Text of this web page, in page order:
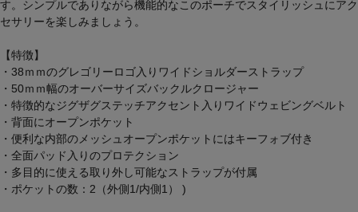
す。シンプルでありながら機能的なこのポーチでスタイリッシュにアク
セサリーを楽しみましょう。
【特徴】
・38ｍｍのグレゴリーロゴ入りワイドショルダーストラップ
・50ｍｍ幅のオーバーサイズバックルクロージャー
・特徴的なジグザグステッチアクセント入りワイドウェビングベルト
・背面にオープンポケット
・便利な内部のメッシュオープンポケットにはキーフォブ付き
・全面パッド入りのプロテクション
・多目的に使える取り外し可能なストラップが付属
・ポケットの数：2（外側1/内側1） )